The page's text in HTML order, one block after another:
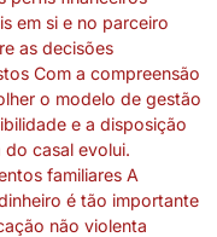
em si e no parceiro
as decisões
Com a compreensão
o modelo de gestão
e a disposição
casal evolui.
familiares A
é tão importante
não violenta